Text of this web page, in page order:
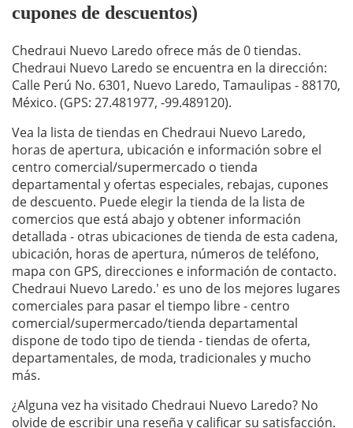
cupones de descuentos)
Chedraui Nuevo Laredo ofrece más de 0 tiendas.
Chedraui Nuevo Laredo se encuentra en la dirección:
Calle Perú No. 6301, Nuevo Laredo, Tamaulipas - 88170,
México. (GPS: 27.481977, -99.489120).
Vea la lista de tiendas en Chedraui Nuevo Laredo,
horas de apertura, ubicación e información sobre el
centro comercial/supermercado o tienda
departamental y ofertas especiales, rebajas, cupones
de descuento. Puede elegir la tienda de la lista de
comercios que está abajo y obtener información
detallada - otras ubicaciones de tienda de esta cadena,
ubicación, horas de apertura, números de teléfono,
mapa con GPS, direcciones e información de contacto.
Chedraui Nuevo Laredo.' es uno de los mejores lugares
comerciales para pasar el tiempo libre - centro
comercial/supermercado/tienda departamental
dispone de todo tipo de tienda - tiendas de oferta,
departamentales, de moda, tradicionales y mucho
más.
¿Alguna vez ha visitado Chedraui Nuevo Laredo? No
olvide de escribir una reseña y calificar su satisfacción.